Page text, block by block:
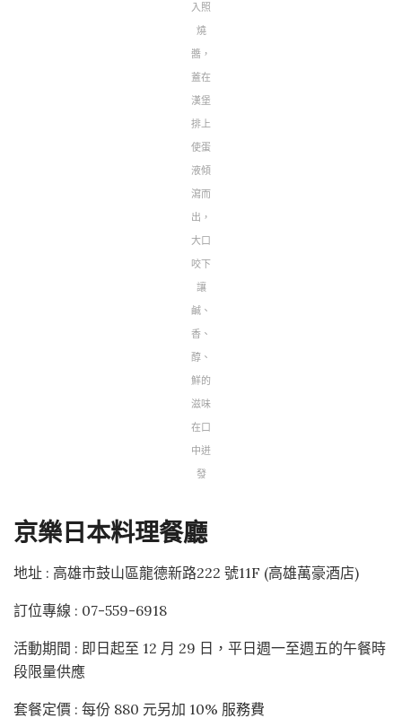
入照
燒
醬，
蓋在
漢堡
排上
使蛋
液傾
瀉而
出，
大口
咬下
讓
鹹、
香、
醇、
鮮的
滋味
在口
中迸
發
京樂日本料理餐廳
地址 : 高雄市鼓山區龍德新路222 號11F (高雄萬豪酒店)
訂位專線 : 07-559-6918
活動期間 : 即日起至 12 月 29 日，平日週一至週五的午餐時
段限量供應
套餐定價 : 每份 880 元另加 10% 服務費